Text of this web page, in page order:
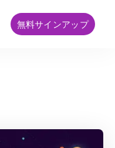
無料サインアップ